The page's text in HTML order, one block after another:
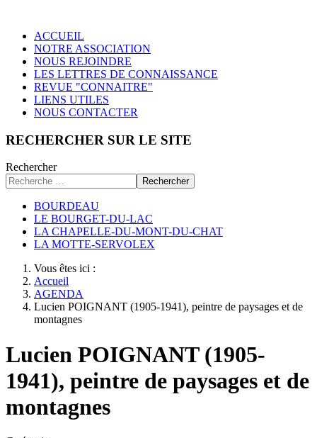
ACCUEIL
NOTRE ASSOCIATION
NOUS REJOINDRE
LES LETTRES DE CONNAISSANCE
REVUE "CONNAITRE"
LIENS UTILES
NOUS CONTACTER
RECHERCHER SUR LE SITE
Rechercher
Rechercher
BOURDEAU
LE BOURGET-DU-LAC
LA CHAPELLE-DU-MONT-DU-CHAT
LA MOTTE-SERVOLEX
Vous êtes ici :
Accueil
AGENDA
Lucien POIGNANT (1905-1941), peintre de paysages et de
montagnes
Lucien POIGNANT (1905-
1941), peintre de paysages et de
montagnes